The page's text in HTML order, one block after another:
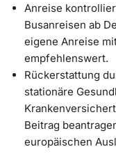
Anreise
Busanreisen ab
eigene Anreise
empfehlenswert.
Rückerstattung
stationäre
Beitrag
europäischen